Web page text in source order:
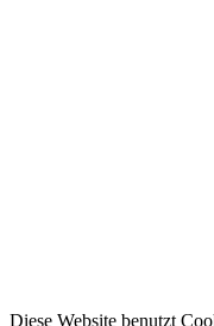
Diese Website benutzt